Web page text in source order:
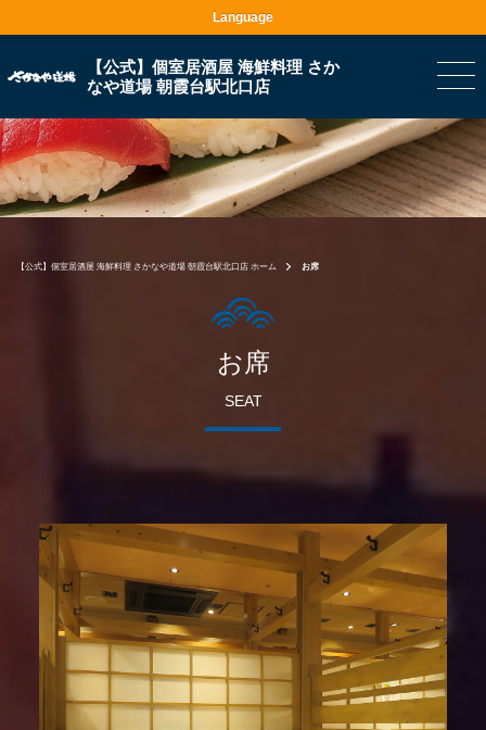
【公式】個室居酒屋 海鮮料理 さか
なや道場 朝霞台駅北口店
【公式】個室居酒屋 海鮮料理 さかなや道場 朝霞台駅北口店 ホーム お席
お席
SEAT
Language